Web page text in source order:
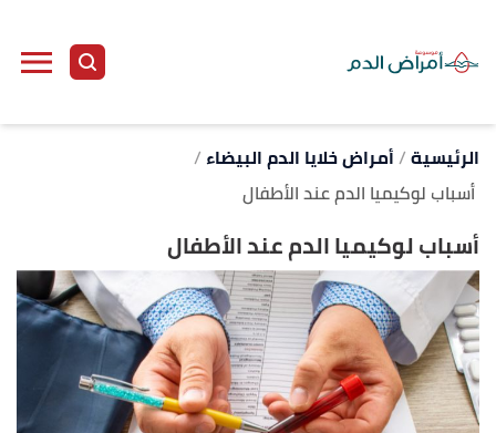
الرئيسية أمراض خلايا الدم البيضاء
أسباب لوكيميا الدم عند الأطفال
أسباب لوكيميا الدم عند الأطفال